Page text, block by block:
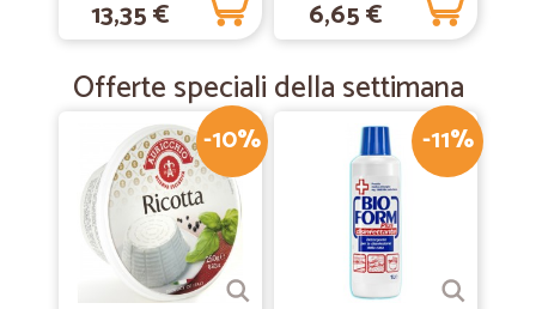
13,35 € 6,65 €
Offerte speciali della settimana
-10% -11%